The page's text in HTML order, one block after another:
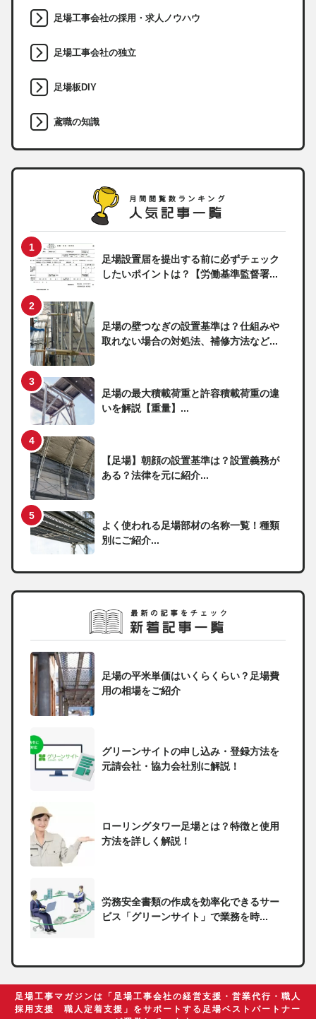
足場工事会社の採用・求人ノウハウ
足場工事会社の独立
足場板DIY
鳶職の知識
足場設置届を提出する前に必ずチェック
したいポイントは？【労働基準監督署...
足場の壁つなぎの設置基準は？仕組みや
取れない場合の対処法、補修方法など...
足場の最大積載荷重と許容積載荷重の違
いを解説【重量】...
【足場】朝顔の設置基準は？設置義務が
ある？法律を元に紹介...
よく使われる足場部材の名称一覧！種類
別にご紹介...
足場の平米単価はいくらくらい？足場費
用の相場をご紹介
グリーンサイトの申し込み・登録方法を
元請会社・協力会社別に解説！
ローリングタワー足場とは？特徴と使用
方法を詳しく解説！
労務安全書類の作成を効率化できるサー
ビス「グリーンサイト」で業務を時...
届いたらどうしたらいい？
足場工事マガジンは「足場工事会社の経営支援・営業代行・職人
採用支援 職人定着支援」をサポートする足場ベストパートナー